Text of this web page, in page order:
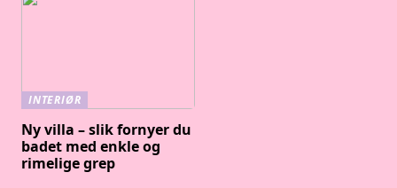
INTERIØR
Ny villa – slik fornyer du
badet med enkle og
rimelige grep